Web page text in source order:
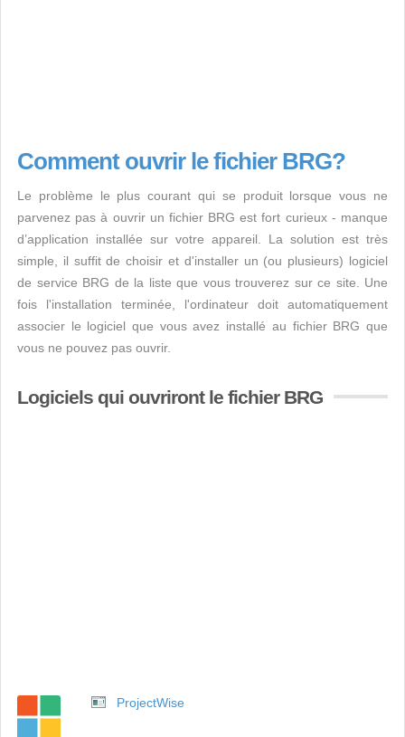
Comment ouvrir le fichier BRG?
Le problème le plus courant qui se produit lorsque vous ne
parvenez pas à ouvrir un fichier BRG est fort curieux - manque
d’application installée sur votre appareil. La solution est très
simple, il suffit de choisir et d'installer un (ou plusieurs) logiciel
de service BRG de la liste que vous trouverez sur ce site. Une
fois l'installation terminée, l'ordinateur doit automatiquement
associer le logiciel que vous avez installé au fichier BRG que
vous ne pouvez pas ouvrir.
Logiciels qui ouvriront le fichier BRG
ProjectWise